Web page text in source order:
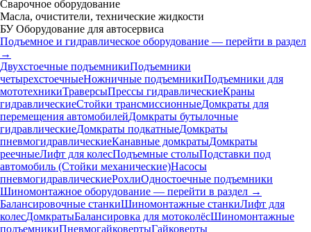
Сварочное оборудование
Масла, очистители, технические жидкости
БУ Оборудование для автосервиса
Подъемное и гидравлическое оборудование — перейти в раздел
→
Двухстоечные подъемникиПодъемники
четырехстоечныеНожничные подъемникиПодъемники для
мототехникиТраверсыПрессы гидравлическиеКраны
гидравлическиеСтойки трансмиссионныеДомкраты для
перемещения автомобилейДомкраты бутылочные
гидравлическиеДомкраты подкатныеДомкраты
пневмогидравлическиеКанавные домкратыДомкраты
реечныеЛифт для колесПодъемные столыПодставки под
автомобиль (Стойки механические)Насосы
пневмогидравлическиеРохлиОдностоечные подъемники
Шиномонтажное оборудование — перейти в раздел →
Балансировочные станкиШиномонтажные станкиЛифт для
колесДомкратыБалансировка для мотоколёсШиномонтажные
подъемникиПневмогайковертыГайковерты